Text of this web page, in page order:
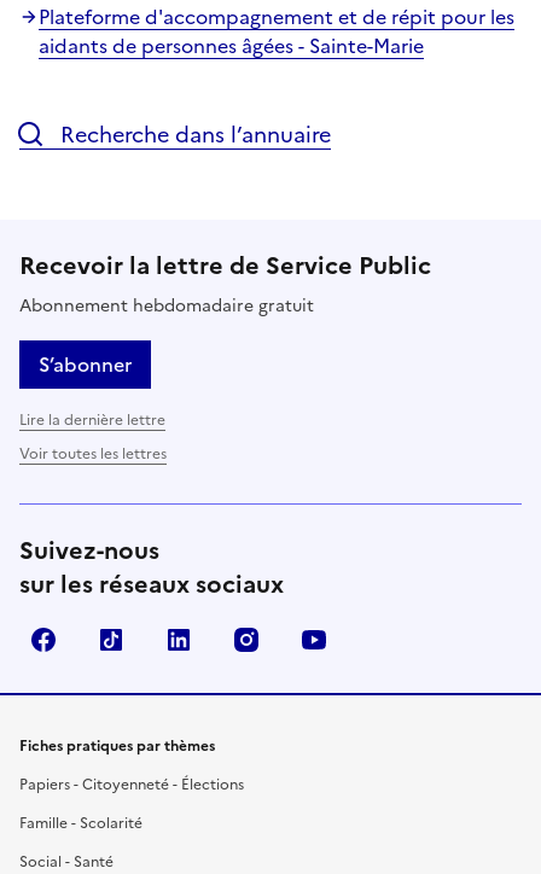
Plateforme d'accompagnement et de répit pour les
aidants de personnes âgées - Sainte-Marie
Recherche dans l’annuaire
Recevoir la lettre de Service Public
Abonnement hebdomadaire gratuit
S’abonner
Lire la dernière lettre
Voir toutes les lettres
Suivez-nous
sur les réseaux sociaux
FacebookTikTok LinkedIn Instagram
Fiches pratiques par thèmes
Papiers - Citoyenneté - Élections
Famille - Scolarité
Social - Santé